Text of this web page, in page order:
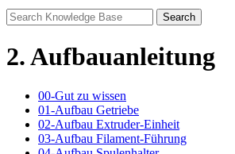
2. Aufbauanleitung
00-Gut zu wissen
01-Aufbau Getriebe
02-Aufbau Extruder-Einheit
03-Aufbau Filament-Führung